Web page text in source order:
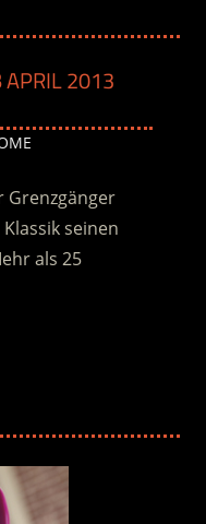
APRIL 2013
Grenzgänger
seinen
als 25